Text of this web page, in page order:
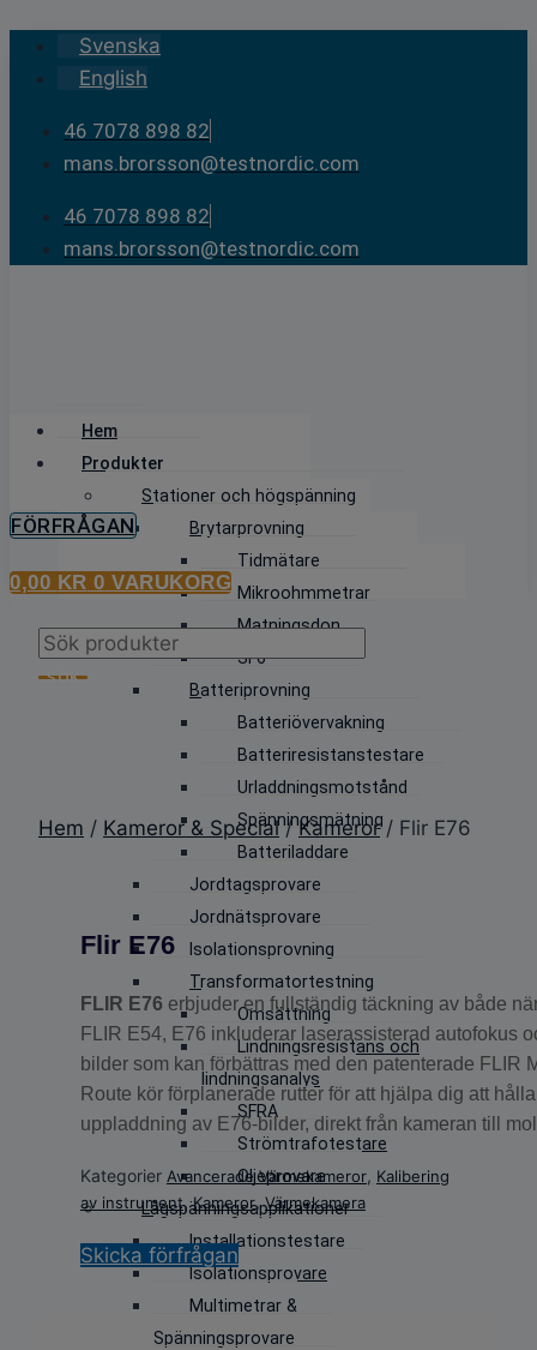
Skip
content
Svenska
English
46 7078 898 82
mans.brorsson@testnordic.com
46 7078 898 82
mans.brorsson@testnordic.com
Hem
Produkter
Stationer och högspänning
Brytarprovning
Tidmätare
Mikroohmmetrar
Matningsdon
SF6
Batteriprovning
Batteriövervakning
Batteriresistanstestare
Urladdningsmotstånd
Spänningsmätning
Batteriladdare
Jordtagsprovare
Jordnätsprovare
Isolationsprovning
Transformatortestning
Omsättning
Lindningsresistans och
lindningsanalys
SFRA
Strömtrafotestare
Oljeprovare
Lågspänningsapplikationer
Installationstestare
Isolationsprovare
Multimetrar &
Spänningsprovare
FÖRFRÅGAN
0,00 KR 0 VARUKORG
Products
search
SÖK
Hem / Kameror & Special/Kameror/ Flir E76
Flir E76
FLIR E76 erbjuder en fullständig täckning av både
FLIR E54, E76 inkluderar laserassisterad autofokus
bilder som kan förbättras med den patenterade
Route kör förplanerade rutter för att hjälpa dig att
uppladdning av E76-bilder, direkt från kameran till
Kategorier Avancerade Värmekameror, Kalibering
av instrument,Kameror,Värmekamera
Skicka förfrågan